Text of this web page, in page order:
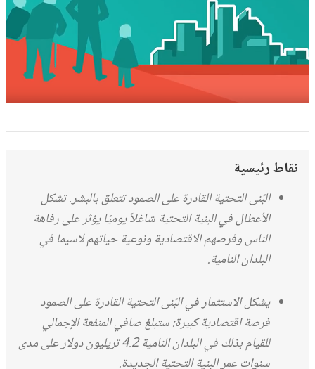
نقاط رئيسية
البُنى التحتية القادرة على الصمود تتعلق بالبشر. تشكل
الأعطال في البنية التحتية شاغلاً يوميًا يؤثر على رفاهة
الناس وفرصهم الاقتصادية ونوعية حياتهم لاسيما في
البلدان النامية.
يشكل الاستثمار في البُنى التحتية القادرة على الصمود
فرصة اقتصادية كبيرة: ستبلغ صافي المنفعة الإجمالي
للقيام بذلك في البلدان النامية 4.2 تريليون دولار على مدى
سنوات عمر البنية التحتية الجديدة.